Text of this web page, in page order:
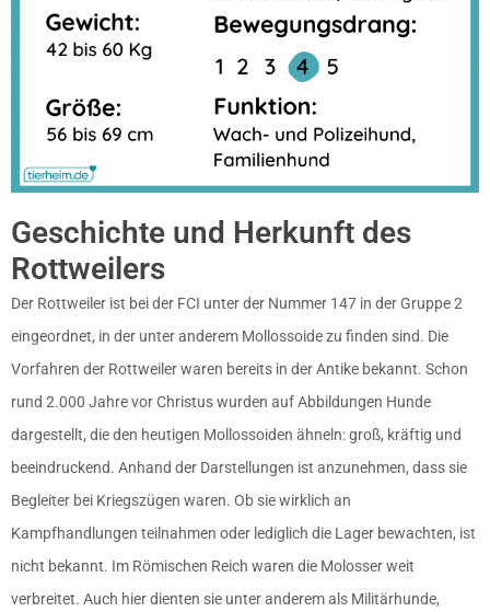
Geschichte und Herkunft des
Rottweilers
Der Rottweiler ist bei der FCI unter der Nummer 147 in der Gruppe 2
eingeordnet, in der unter anderem Mollossoide zu finden sind. Die
Vorfahren der Rottweiler waren bereits in der Antike bekannt. Schon
rund 2.000 Jahre vor Christus wurden auf Abbildungen Hunde
dargestellt, die den heutigen Mollossoiden ähneln: groß, kräftig und
beeindruckend. Anhand der Darstellungen ist anzunehmen, dass sie
Begleiter bei Kriegszügen waren. Ob sie wirklich an
Kampfhandlungen teilnahmen oder lediglich die Lager bewachten, ist
nicht bekannt. Im Römischen Reich waren die Molosser weit
verbreitet. Auch hier dienten sie unter anderem als Militärhunde,